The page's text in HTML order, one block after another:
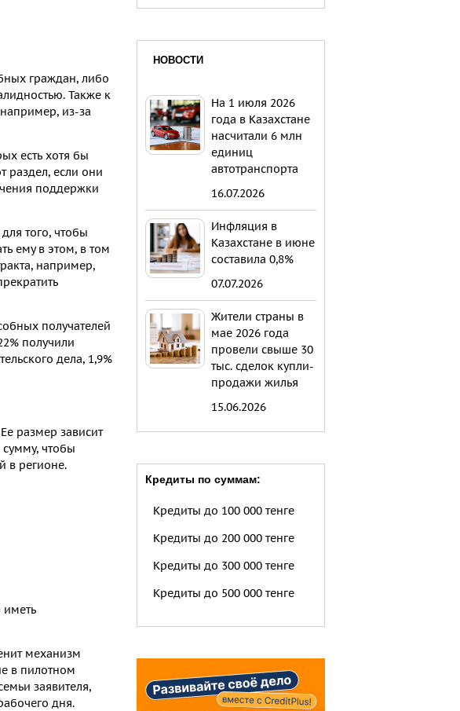
граждан, либо
Также к
из-за
есть хотя бы
раздел, если они
поддержки
того, чтобы
ему в этом, в том
например,
получателей
получили
дела, 1,9%
размер зависит
чтобы
в регионе.
иметь
механизм
в пилотном
заявителя,
дня.
НОВОСТИ
На 1 июля 2026
года в Казахстане
насчитали 6 млн
единиц
автотранспорта
16.07.2026
Инфляция в
Казахстане в июне
составила 0,8%
07.07.2026
Жители страны в
мае 2026 года
провели свыше 30
тыс. сделок купли-
продажи жилья
15.06.2026
Кредиты по суммам:
Кредиты до 100 000 тенге
Кредиты до 200 000 тенге
Кредиты до 300 000 тенге
Кредиты до 500 000 тенге